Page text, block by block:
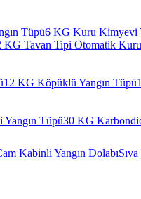
Tüpü6 KG Kuru Kimyevi
KG Tavan Tipi Otomatik
12 KG Köpüklü Yangın Tüpü
Tüpü30 KG
Kabinli Yangın Dolabı